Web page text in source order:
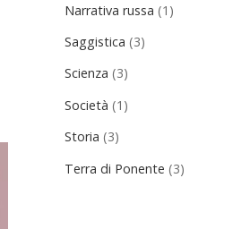
Narrativa russa (1)
Saggistica (3)
Scienza (3)
Società (1)
Storia (3)
Terra di Ponente (3)